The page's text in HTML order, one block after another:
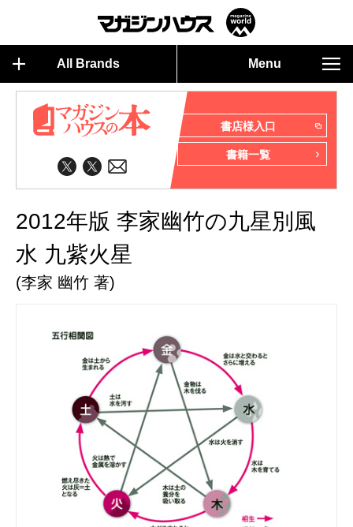
All Brands Menu
書店様入口
書籍一覧
2012年版 李家幽竹の九星別風
水 九紫火星
(李家 幽竹 著)